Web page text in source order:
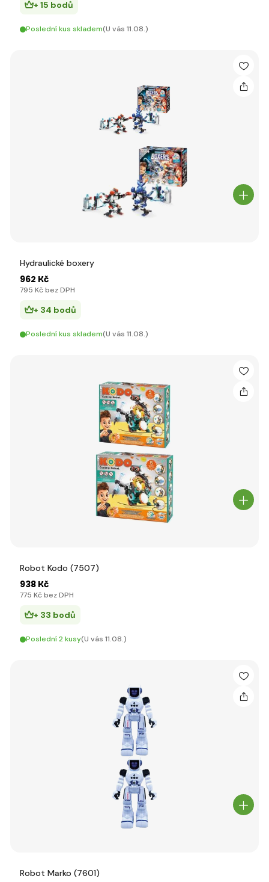
+ 15 bodů
Poslední kus skladem(U vás 11.08.)
Hydraulické boxery
962 Kč
795 Kč bez DPH
+ 34 bodů
Poslední kus skladem(U vás 11.08.)
Robot Kodo (7507)
938 Kč
775 Kč bez DPH
+ 33 bodů
Poslední 2 kusy(U vás 11.08.)
Robot Marko (7601)